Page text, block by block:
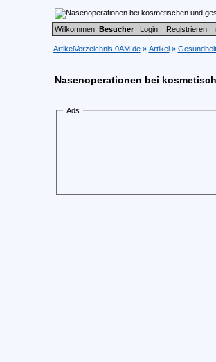
Willkommen: Besucher Login| Registrieren|
ArtikelVerzeichnis 0AM.de» Artikel» Gesundheit
Nasenoperationen bei
Ads